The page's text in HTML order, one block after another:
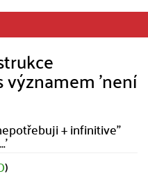
významem 'není
+ infinitive"
)